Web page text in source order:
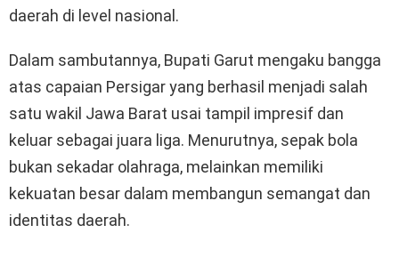
daerah di level nasional.
Dalam sambutannya, Bupati Garut mengaku bangga
atas capaian Persigar yang berhasil menjadi salah
satu wakil Jawa Barat usai tampil impresif dan
keluar sebagai juara liga. Menurutnya, sepak bola
bukan sekadar olahraga, melainkan memiliki
kekuatan besar dalam membangun semangat dan
identitas daerah.